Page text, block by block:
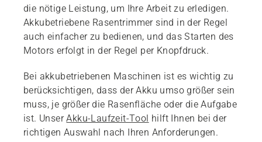
die nötige Leistung, um Ihre Arbeit zu erledigen.
Akkubetriebene Rasentrimmer sind in der Regel
auch einfacher zu bedienen, und das Starten des
Motors erfolgt in der Regel per Knopfdruck.
Bei akkubetriebenen Maschinen ist es wichtig zu
berücksichtigen, dass der Akku umso größer sein
muss, je größer die Rasenfläche oder die Aufgabe
ist. UnserAkku-Laufzeit-Tool hilft Ihnen bei der
richtigen Auswahl nach Ihren Anforderungen.